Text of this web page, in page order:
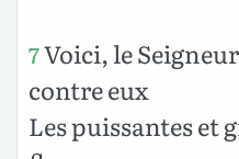
7Voici, le
contre eux
Les puissantes et